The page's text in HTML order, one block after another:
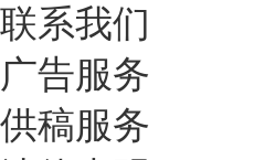
联系我们
广告服务
供稿服务